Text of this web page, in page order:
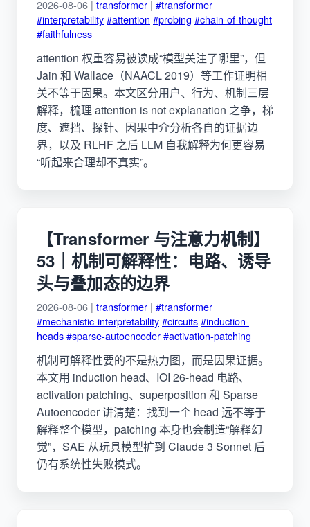
2026-08-06 | transformer | #transformer
#interpretability#attention #probing #chain-of-thought
#faithfulness
attention 权重容易被读成“模型关注了哪里”，但
Jain 和 Wallace（NAACL 2019）等工作证明相
关不等于因果。本文区分用户、行为、机制三层
解释，梳理 attention is not explanation 之争，梯
度、遮挡、探针、因果中介分析各自的证据边
界，以及 RLHF 之后 LLM 自我解释为何更容易
“听起来合理却不真实”。
【Transformer 与注意力机制】
53｜机制可解释性：电路、诱导
头与叠加态的边界
2026-08-06 | transformer | #transformer
#mechanistic-interpretability#circuits#induction-
heads#sparse-autoencoder#activation-patching
机制可解释性要的不是热力图，而是因果证据。
本文用 induction head、IOI 26-head 电路、
activation patching、superposition 和 Sparse
Autoencoder 讲清楚：找到一个 head 远不等于
解释整个模型，patching 本身也会制造“解释幻
觉”，SAE 从玩具模型扩到 Claude 3 Sonnet 后
仍有系统性失败模式。